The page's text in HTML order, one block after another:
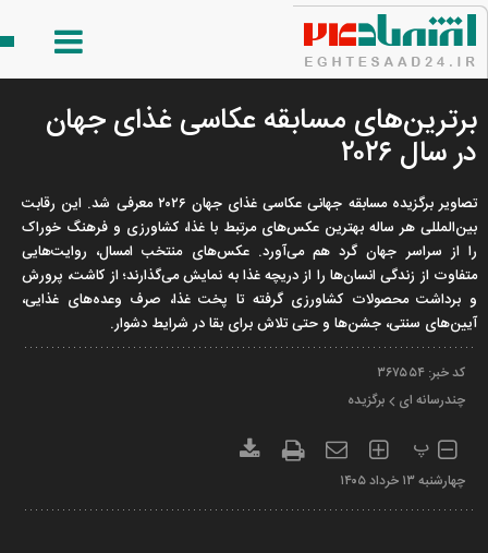
برترین‌های مسابقه عکاسی غذای جهان
در سال ۲۰۲۶
تصاویر برگزیده مسابقه جهانی عکاسی غذای جهان ۲۰۲۶ معرفی شد. این رقابت
بین‌المللی هر ساله بهترین عکس‌های مرتبط با غذا، کشاورزی و فرهنگ خوراک
را از سراسر جهان گرد هم می‌آورد. عکس‌های منتخب امسال، روایت‌هایی
متفاوت از زندگی انسان‌ها را از دریچه غذا به نمایش می‌گذارند؛ از کاشت، پرورش
و برداشت محصولات کشاورزی گرفته تا پخت غذا، صرف وعده‌های غذایی،
آیین‌های سنتی، جشن‌ها و حتی تلاش برای بقا در شرایط دشوار.
کد خبر: ۳۶۷۵۵۴
چندرسانه ای
برگزیده
پ
چهارشنبه ۱۳ خرداد ۱۴۰۵